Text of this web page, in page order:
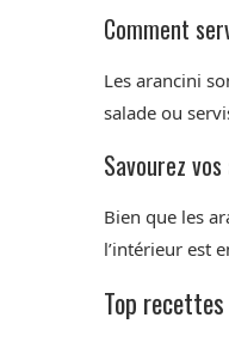
Comment
Les arancini
salade ou
Savourez
Bien que les
l’intérieur est
Top